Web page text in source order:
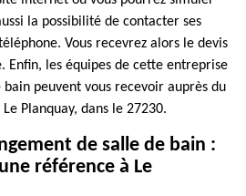
la possibilité de contacter ses
Vous recevrez alors le devis
Enfin, les équipes de cette entreprise
peuvent vous recevoir auprès du
Planquay, dans le 27230.
de salle de bain :
référence à Le